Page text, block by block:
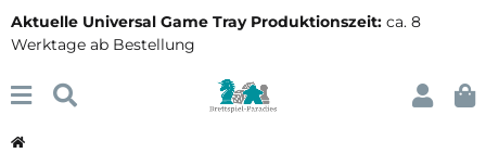
Aktuelle Universal Game Tray Produktionszeit: ca. 8
Werktage ab Bestellung